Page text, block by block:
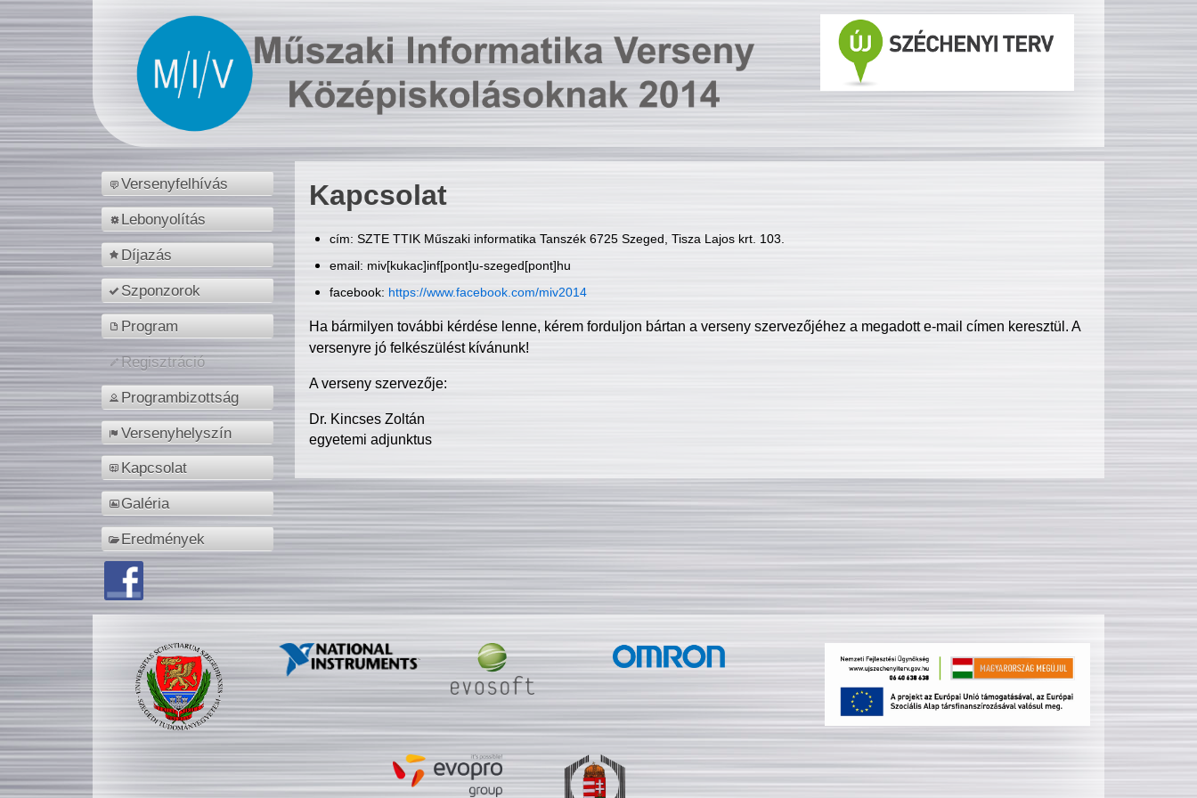
Versenyfelhívás
Lebonyolítás
Díjazás
Szponzorok
Program
Regisztráció
Programbizottság
Versenyhelyszín
Kapcsolat
Galéria
Eredmények
Kapcsolat
cím: SZTE TTIK Műszaki informatika Tanszék 6725 Szeged, Tisza Lajos krt. 103.
email: miv[kukac]inf[pont]u-szeged[pont]hu
facebook: https://www.facebook.com/miv2014
Ha bármilyen további kérdése lenne, kérem forduljon bártan a verseny szervezőjéhez a megadott e-mail címen keresztül. A
versenyre jó felkészülést kívánunk!
A verseny szervezője:
Dr. Kincses Zoltán
egyetemi adjunktus